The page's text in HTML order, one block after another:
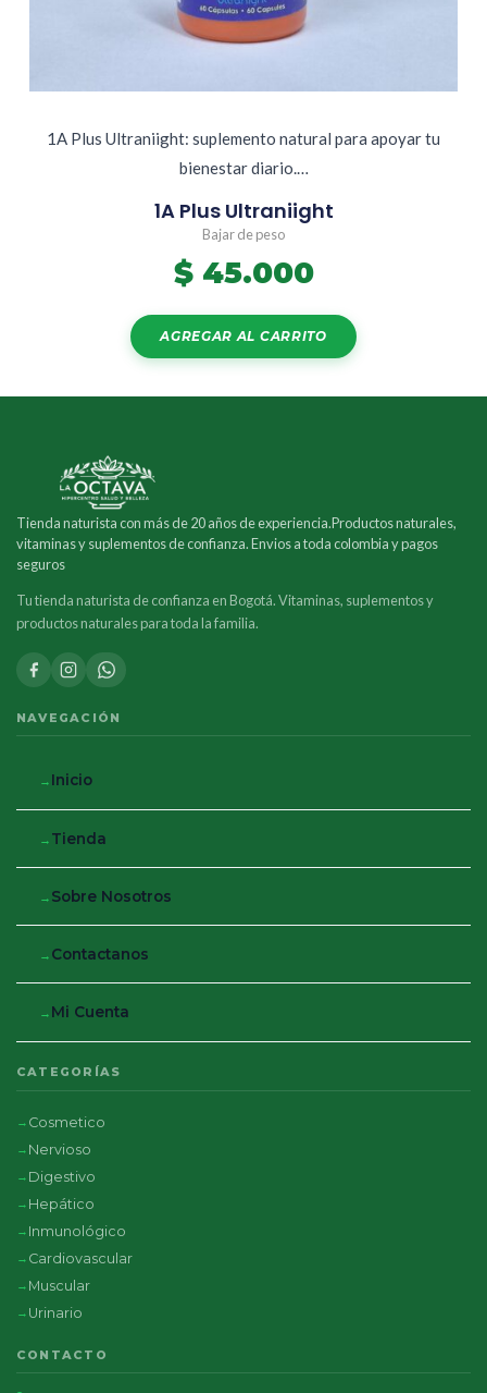
1A Plus Ultraniight: suplemento natural para apoyar tu
bienestar diario.…
1A Plus Ultraniight
Bajar de peso
$45.000
AGREGAR AL CARRITO
Tienda naturista con más de 20 años de experiencia.Productos naturales,
vitaminas y suplementos de confianza. Envios a toda colombia y pagos
seguros
Tu tienda naturista de confianza en Bogotá. Vitaminas, suplementos y
productos naturales para toda la familia.
NAVEGACIÓN
Inicio
Tienda
Sobre Nosotros
Contactanos
Mi Cuenta
CATEGORÍAS
Cosmetico
Nervioso
Digestivo
Hepático
Inmunológico
Cardiovascular
Muscular
Urinario
CONTACTO